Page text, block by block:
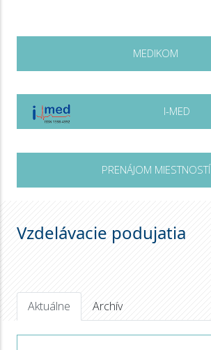
MEDIKOM
I-MED
PRENÁJOM MIESTNOSTÍ
Vzdelávacie podujatia
Aktuálne Archív